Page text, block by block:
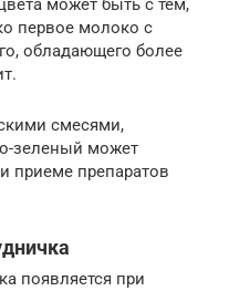
может быть с тем,
первое молоко с
обладающего более
смесями,
зеленый может
приеме препаратов
появляется при